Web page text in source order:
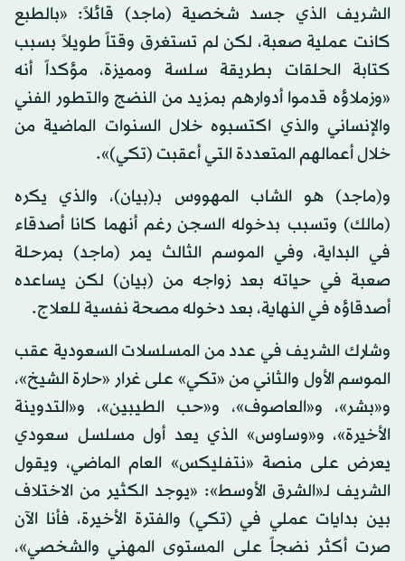
الشريف الذي جسد شخصية (ماجد) قائلاً: «بالطبع
كانت عملية صعبة، لكن لم تستغرق وقتاً طويلاً بسبب
كتابة الحلقات بطريقة سلسة ومميزة، مؤكداً أنه
«وزملاؤه قدموا أدوارهم بمزيد من النضج والتطور الفني
والإنساني والذي اكتسبوه خلال السنوات الماضية من
خلال أعمالهم المتعددة التي أعقبت (تكي)».
و(ماجد) هو الشاب المهووس بـ(بيان)، والذي يكره
(مالك) وتسبب بدخوله السجن رغم أنهما كانا أصدقاء
في البداية، وفي الموسم الثالث يمر (ماجد) بمرحلة
صعبة في حياته بعد زواجه من (بيان) لكن يساعده
أصدقاؤه في النهاية، بعد دخوله مصحة نفسية للعلاج.
وشارك الشريف في عدد من المسلسلات السعودية عقب
الموسم الأول والثاني من «تكي» على غرار «حارة الشيخ»،
و«بشر»، و«العاصوف»، و«حب الطيبين»، و«التدوينة
الأخيرة»، و«وساوس» الذي يعد أول مسلسل سعودي
يعرض على منصة «نتفليكس» العام الماضي، ويقول
الشريف لـ«الشرق الأوسط»: «يوجد الكثير من الاختلاف
بين بدايات عملي في (تكي) والفترة الأخيرة، فأنا الآن
صرت أكثر نضجاً على المستوى المهني والشخصي»،